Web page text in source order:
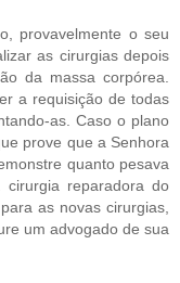
provavelmente o seu
as cirurgias depois
da massa corpórea.
a requisição de todas
as. Caso o plano
prove que a Senhora
quanto pesava
reparadora do
as novas cirurgias,
um advogado de sua